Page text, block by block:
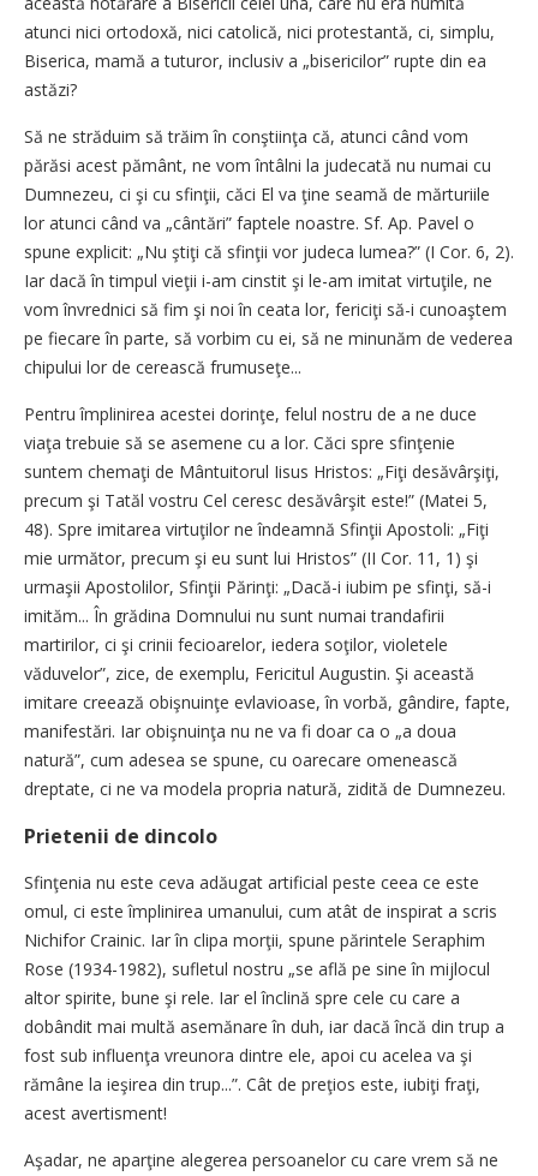
atunci nici ortodoxă, nici catolică, nici protestantă, ci, simplu,
Biserica, mamă a tuturor, inclusiv a „bisericilor” rupte din ea
astăzi?
Să ne străduim să trăim în conştiinţa că, atunci când vom
părăsi acest pământ, ne vom întâlni la judecată nu numai cu
Dumnezeu, ci şi cu sfinţii, căci El va ţine seamă de mărturiile
lor atunci când va „cântări” faptele noastre. Sf. Ap. Pavel o
spune explicit: „Nu ştiţi că sfinţii vor judeca lumea?” (I Cor. 6, 2).
Iar dacă în timpul vieţii i-am cinstit şi le-am imitat virtuţile, ne
vom învrednici să fim şi noi în ceata lor, fericiţi să-i cunoaştem
pe fiecare în parte, să vorbim cu ei, să ne minunăm de vederea
chipului lor de cerească frumuseţe...
Pentru împlinirea acestei dorinţe, felul nostru de a ne duce
viaţa trebuie să se asemene cu a lor. Căci spre sfinţenie
suntem chemaţi de Mântuitorul Iisus Hristos: „Fiţi desăvârşiţi,
precum şi Tatăl vostru Cel ceresc desăvârşit este!” (Matei 5,
48). Spre imitarea virtuţilor ne îndeamnă Sfinţii Apostoli: „Fiţi
mie următor, precum şi eu sunt lui Hristos” (II Cor. 11, 1) şi
urmaşii Apostolilor, Sfinţii Părinţi: „Dacă-i iubim pe sfinţi, să-i
imităm... În grădina Domnului nu sunt numai trandafirii
martirilor, ci şi crinii fecioarelor, iedera soţilor, violetele
văduvelor”, zice, de exemplu, Fericitul Augustin. Şi această
imitare creează obişnuinţe evlavioase, în vorbă, gândire, fapte,
manifestări. Iar obişnuinţa nu ne va fi doar ca o „a doua
natură”, cum adesea se spune, cu oarecare omenească
dreptate, ci ne va modela propria natură, zidită de Dumnezeu.
Prietenii de dincolo
Sfinţenia nu este ceva adăugat artificial peste ceea ce este
omul, ci este împlinirea umanului, cum atât de inspirat a scris
Nichifor Crainic. Iar în clipa morţii, spune părintele Seraphim
Rose (1934-1982), sufletul nostru „se află pe sine în mijlocul
altor spirite, bune şi rele. Iar el înclină spre cele cu care a
dobândit mai multă asemănare în duh, iar dacă încă din trup a
fost sub influenţa vreunora dintre ele, apoi cu acelea va şi
rămâne la ieşirea din trup...”. Cât de preţios este, iubiţi fraţi,
acest avertisment!
Aşadar, ne aparţine alegerea persoanelor cu care vrem să ne